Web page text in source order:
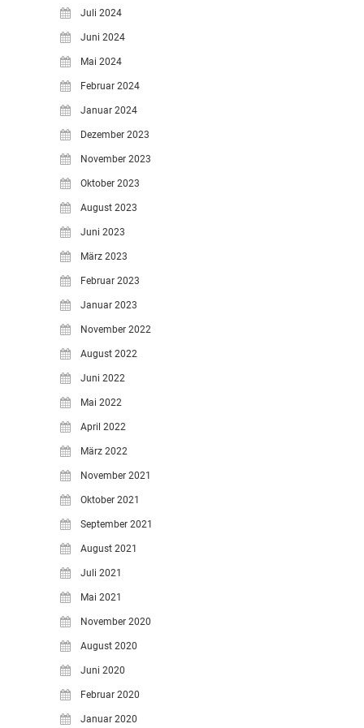
Juli 2024
Juni 2024
Mai 2024
Februar 2024
Januar 2024
Dezember 2023
November 2023
Oktober 2023
August 2023
Juni 2023
März 2023
Februar 2023
Januar 2023
November 2022
August 2022
Juni 2022
Mai 2022
April 2022
März 2022
November 2021
Oktober 2021
September 2021
August 2021
Juli 2021
Mai 2021
November 2020
August 2020
Juni 2020
Februar 2020
Januar 2020